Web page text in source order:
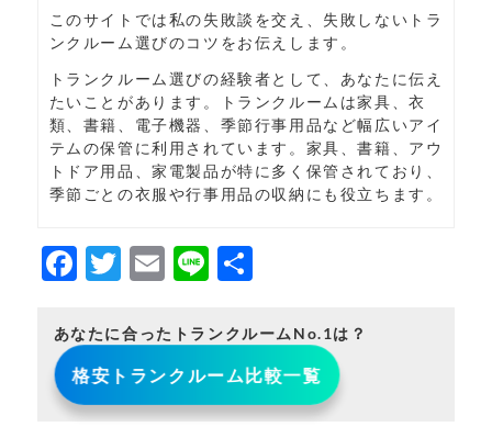
このサイトでは私の失敗談を交え、失敗しないトラ
ンクルーム選びのコツをお伝えします。
トランクルーム選びの経験者として、あなたに伝え
たいことがあります。トランクルームは家具、衣
類、書籍、電子機器、季節行事用品など幅広いアイ
テムの保管に利用されています。家具、書籍、アウ
トドア用品、家電製品が特に多く保管されており、
季節ごとの衣服や行事用品の収納にも役立ちます。
F
c
e
b
T
it
t
e
E
ai
l
Li
e
共
あなたに合ったトランクルームNo.1は？
格安トランクルーム比較一覧